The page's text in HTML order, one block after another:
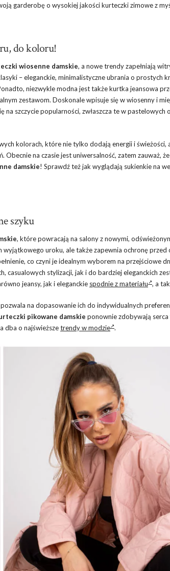
garderobę o wysokiej jakości kurteczki zimowe z
do koloru!
wiosenne damskie, a nowe trendy zapełniają
– eleganckie, minimalistyczne ubrania o prostych
niezwykle modna jest także kurtka jeansowa
zestawom. Doskonale wpisuje się w wiosenny i
szczycie popularności, zwłaszcza te w pastelowych
kolorach, które nie tylko dodają energii i świeżości,
Obecnie na czasie jest uniwersalność, zatem zauważ,
damskie! Sprawdź też jak wyglądają sukienkie na
szyku
, które powracają na salony z nowymi,
uroku, ale także zapewnia ochronę przed
co czyni je idealnym wyborem na przejściowe
casualowych stylizacji, jak i do bardziej eleganckich
jeansy, jak i eleganckie spodnie z materiału , a
na dopasowanie ich do indywidualnych
pikowane damskie ponownie zdobywają
dba o najświeższetrendy w modzie .